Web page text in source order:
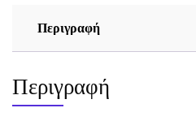
Περιγραφή
Περιγραφή